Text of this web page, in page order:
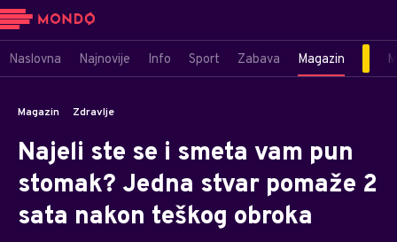
Naslovna Najnovije Info Sport Zabava Magazin
Magazin Zdravlje
Najeli ste se i smeta vam pun
stomak? Jedna stvar pomaže 2
sata nakon teškog obroka